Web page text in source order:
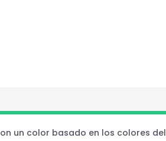
un color basado en los colores del